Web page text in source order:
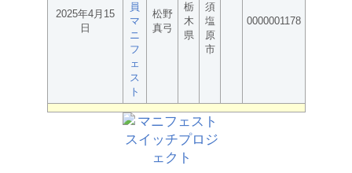
2025年4月15
日
員
マ
ニ
フ
ェ
ス
ト
松野
真弓
栃
木
県
須
塩
原
市
0000001178